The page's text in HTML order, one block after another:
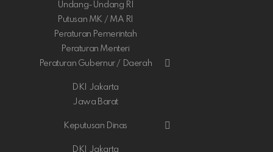
Undang-Undang RI
Putusan MK / MA RI
Peraturan Pemerintah
Peraturan Menteri
Peraturan Gubernur / Daerah
DKI Jakarta
Jawa Barat
Keputusan Dinas
DKI Jakarta